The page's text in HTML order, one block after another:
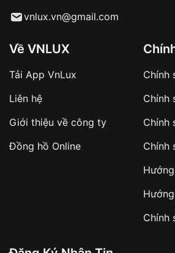
Từ khóa SEO:
sản phẩm đặc biệt
hàng
Số tiền còn lại thanh toán
✔️ Đảm bảo xử lý đơn hàng
✔️ Hạn chế tình trạng hủy
vnlux.vn@gmail.com
Về VNLUX
Tải App VnLux
Liên hệ
Giới thiệu về công ty
Đồng hồ Online
Chính
Chính
Chính
Chính
Chính